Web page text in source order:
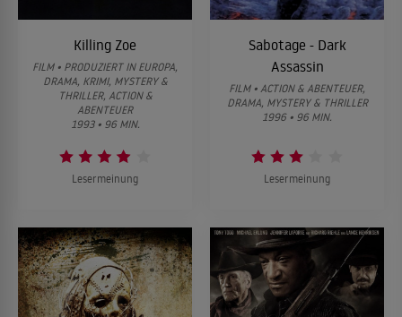
Killing Zoe
FILM • PRODUZIERT IN EUROPA,
DRAMA, KRIMI, MYSTERY &
THRILLER, ACTION &
ABENTEUER
1993 • 96 MIN.
Lesermeinung
Sabotage - Dark
Assassin
FILM • ACTION & ABENTEUER,
DRAMA, MYSTERY & THRILLER
1996 • 96 MIN.
Lesermeinung